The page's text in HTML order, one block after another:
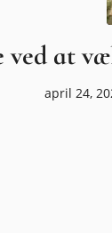
ved at
april 24,